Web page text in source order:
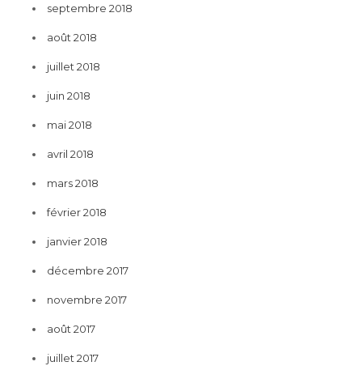
septembre 2018
août 2018
juillet 2018
juin 2018
mai 2018
avril 2018
mars 2018
février 2018
janvier 2018
décembre 2017
novembre 2017
août 2017
juillet 2017